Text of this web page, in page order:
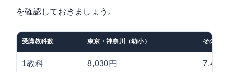
を確認しておきましょう。
受講教科数 東京・神奈川（幼小） その他
1教科 8,030円 7,480